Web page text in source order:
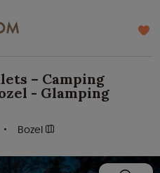
– Camping
- Glamping
Bozel